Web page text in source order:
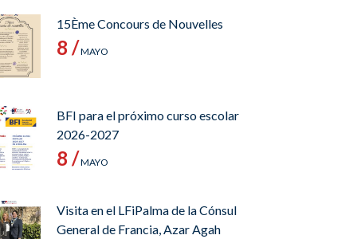
15Ème Concours de Nouvelles
8 /MAYO
BFI para el próximo curso escolar
2026-2027
8 /MAYO
Visita en el LFiPalma de la Cónsul
General de Francia, Azar Agah